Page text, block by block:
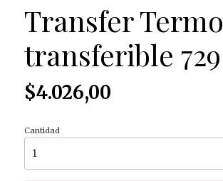
Transfer Termo
transferible 729
$4.026,00
Cantidad